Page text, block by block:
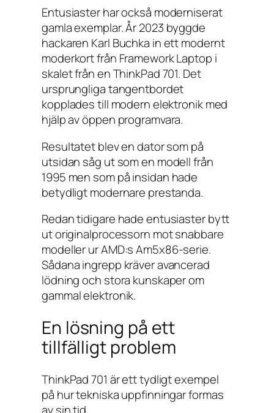
Entusiaster har också moderniserat
gamla exemplar. År 2023 byggde
hackaren Karl Buchka in ett modernt
moderkort från Framework Laptop i
skalet från en ThinkPad 701. Det
ursprungliga tangentbordet
kopplades till modern elektronik med
hjälp av öppen programvara.
Resultatet blev en dator som på
utsidan såg ut som en modell från
1995 men som på insidan hade
betydligt modernare prestanda.
Redan tidigare hade entusiaster bytt
ut originalprocessorn mot snabbare
modeller ur AMD:s Am5x86-serie.
Sådana ingrepp kräver avancerad
lödning och stora kunskaper om
gammal elektronik.
En lösning på ett
tillfälligt problem
ThinkPad 701 är ett tydligt exempel
på hur tekniska uppfinningar formas
av sin tid.